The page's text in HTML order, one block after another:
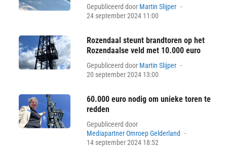
Gepubliceerd door Martin Slijper
24 september 2024 11:00
Rozendaal steunt brandtoren op het
Rozendaalse veld met 10.000 euro
Gepubliceerd door Martin Slijper
20 september 2024 13:00
60.000 euro nodig om unieke toren te
redden
Gepubliceerd door
Mediapartner Omroep Gelderland
14 september 2024 18:52